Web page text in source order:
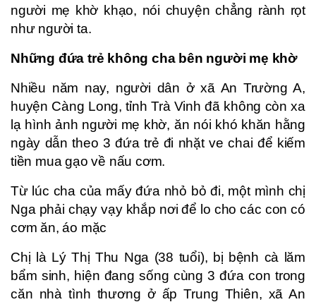
người mẹ khờ khạo, nói chuyện chẳng rành rọt
như người ta.
Những đứa trẻ không cha bên người mẹ khờ
Nhiều năm nay, người dân ở xã An Trường A,
huyện Càng Long, tỉnh Trà Vinh đã không còn xa
lạ hình ảnh người mẹ khờ, ăn nói khó khăn hằng
ngày dẫn theo 3 đứa trẻ đi nhặt ve chai để kiếm
tiền mua gạo về nấu cơm.
Từ lúc cha của mấy đứa nhỏ bỏ đi, một mình chị
Nga phải chạy vạy khắp nơi để lo cho các con có
cơm ăn, áo mặc
Chị là Lý Thị Thu Nga (38 tuổi), bị bệnh cà lăm
bẩm sinh, hiện đang sống cùng 3 đứa con trong
căn nhà tình thương ở ấp Trung Thiên, xã An